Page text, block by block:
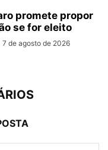
promete propor
se for eleito
7 de agosto de 2026